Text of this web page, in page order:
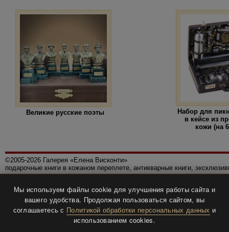
Великие русские поэты
Набор для
в кейсе из
кожи (на
©2005-2026 Галерея «Елена Висконти»
подарочные книги в кожаном переплете, антикварные книги,
Политика конфиденциальности
Все права защищены.
Разработка и дизайнBTV-info.
Мы используем файлы cookie для улучшения работы сайта и
вашего удобства. Продолжая пользоваться сайтом, вы
соглашаетесь с Политикой обработки персональных данных и
использованием cookies.